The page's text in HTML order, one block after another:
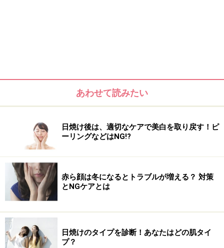
せ血管を拡張・伸縮させることで温度を一定に保ってい
ます。寒暖に差があると毛細血管の拡張と伸縮が多く起
あわせて読みたい
日焼け後は、適切なケアで美白を取り戻す！ピ
ーリングなどはNG!?
赤ら顔は冬になるとトラブルが増える？ 対策
とNGケアとは
日焼けのタイプを診断！あなたはどの肌タイ
プ？